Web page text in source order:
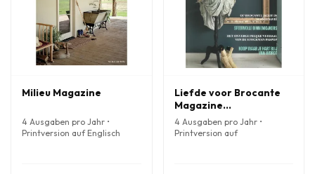
Milieu Magazine
4 Ausgaben pro Jahr •
Printversion auf Englisch
Liefde voor Brocante
Magazine
(Niederländisch)
4 Ausgaben pro Jahr •
Printversion auf